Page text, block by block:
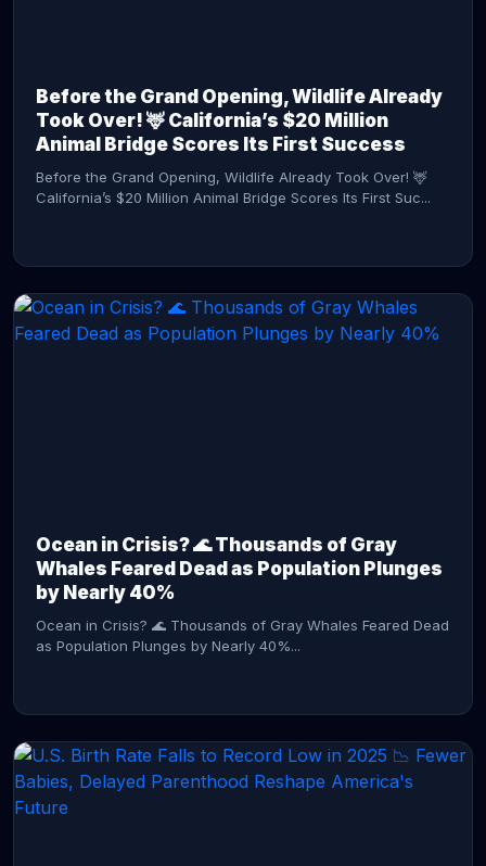
Before the Grand Opening, Wildlife Already
Took Over! 🦌 California’s $20 Million
Animal Bridge Scores Its First Success
Before the Grand Opening, Wildlife Already Took Over! 🦌
California’s $20 Million Animal Bridge Scores Its First Suc...
Ocean in Crisis? 🌊 Thousands of Gray
Whales Feared Dead as Population Plunges
by Nearly 40%
Ocean in Crisis? 🌊 Thousands of Gray Whales Feared Dead
as Population Plunges by Nearly 40%...